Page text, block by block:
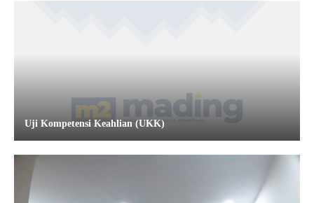
Uji Kompetensi Keahlian (UKK)